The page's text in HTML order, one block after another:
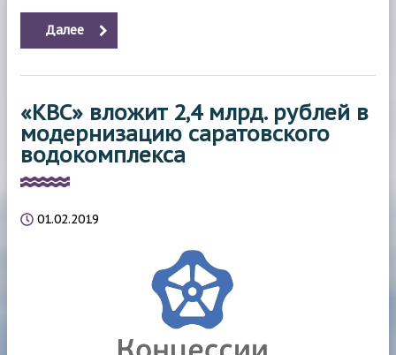
Далее
«КВС» вложит 2,4 млрд. рублей в
модернизацию саратовского
водокомплекса
01.02.2019